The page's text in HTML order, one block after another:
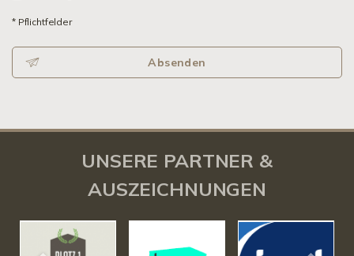
* Pflichtfelder
Absenden
UNSERE PARTNER &
AUSZEICHNUNGEN